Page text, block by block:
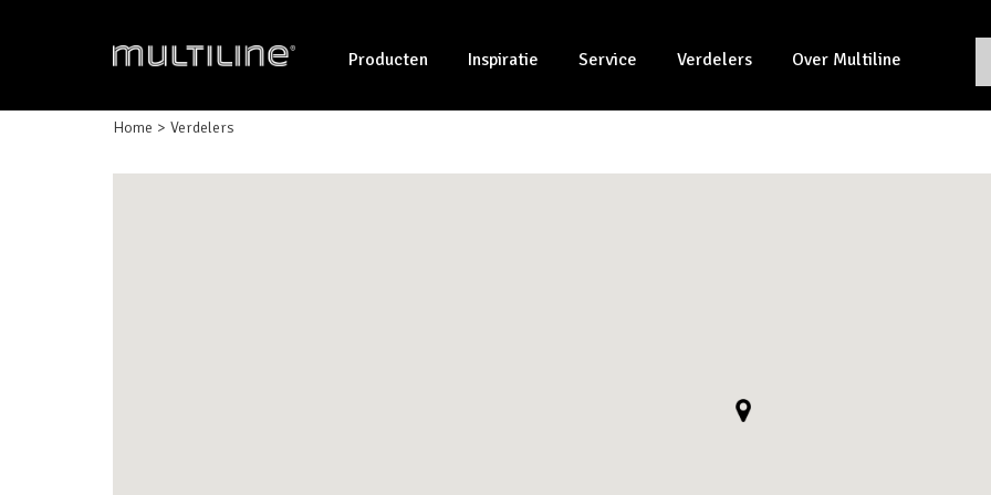
Producten Inspiratie Service Verdelers Over Multiline
Home Verdelers